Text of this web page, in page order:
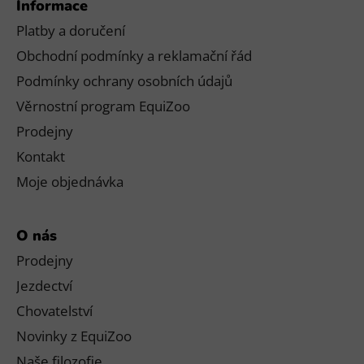
Informace
Platby a doručení
Obchodní podmínky a reklamační řád
Podmínky ochrany osobních údajů
Věrnostní program EquiZoo
Prodejny
Kontakt
Moje objednávka
O nás
Prodejny
Jezdectví
Chovatelství
Novinky z EquiZoo